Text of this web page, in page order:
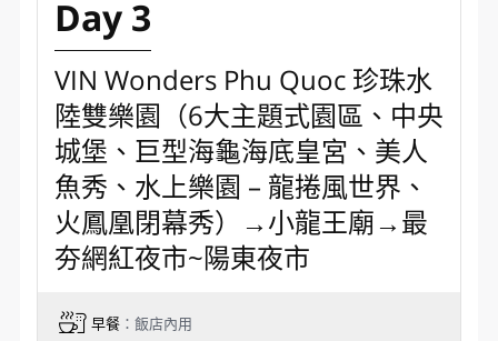
時空』的錯覺。
✦威尼斯的顏色 Colors of Venice (21:30-22:00 湖上
歌劇表演~自由參觀) 表演舞台彷彿漂浮於愛情湖上，
一場婀娜多姿五光十色燈光交融的水上之舞，通過3D
映射技術、LED燈光、水上音樂、華麗誘人的舞蹈以
及精心投入的服裝和背景，千姿百態地重現了天才畫
家與貴婦的浪漫愛情故事。
◆以上演出時刻若因天候取消或有變動，需依照現場
公布為主，敬請知悉。
Day 3